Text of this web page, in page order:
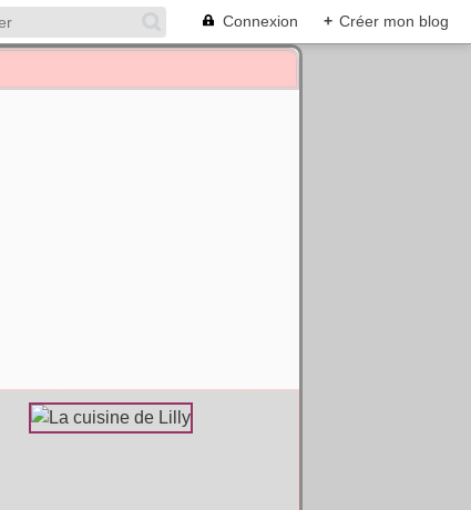
Connexion + Créer mon blog